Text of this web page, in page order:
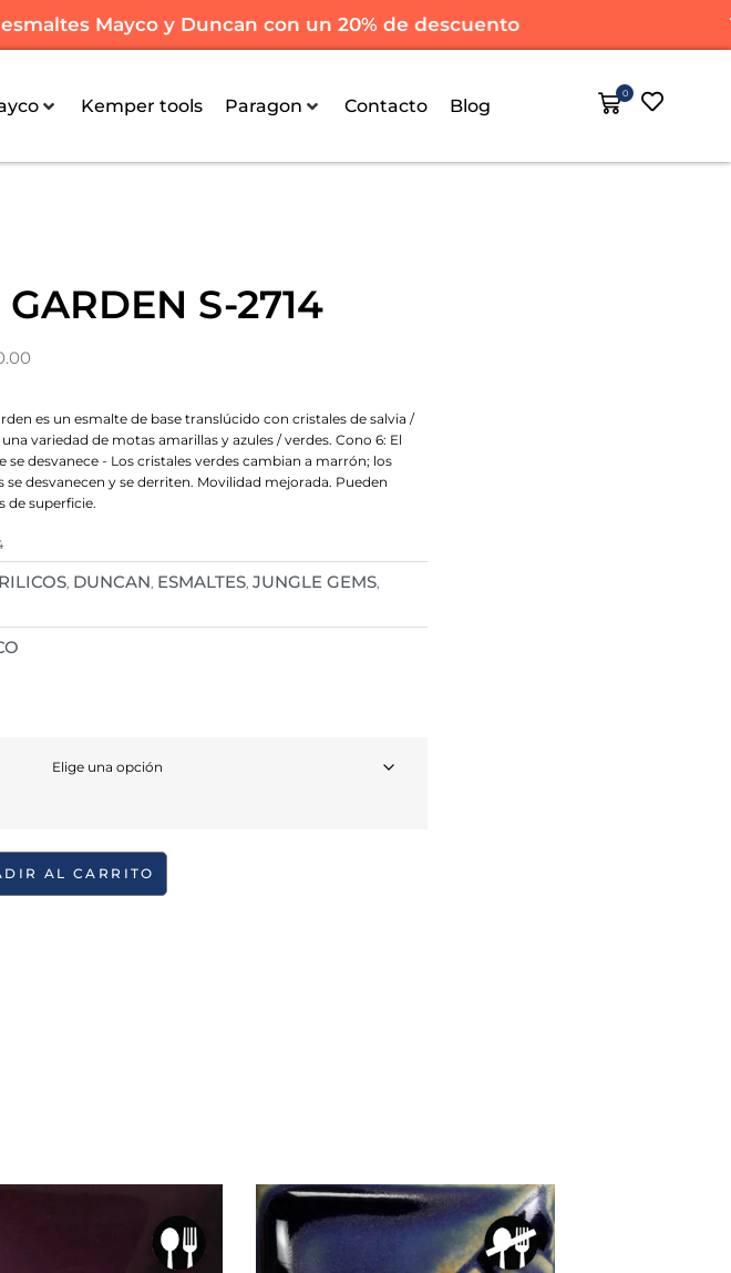
Mayco y Duncan con un 20% de descuento
Kemper tools Paragon Contacto Blog
0
S-2714
es un esmalte de base translúcido con cristales de salvia /
variedad de motas amarillas y azules / verdes. Cono 6: El
se desvanece - Los cristales verdes cambian a marrón; los
se desvanecen y se derriten. Movilidad mejorada. Pueden
de superficie.
, DUNCAN, ESMALTES, JUNGLE GEMS,
AL CARRITO